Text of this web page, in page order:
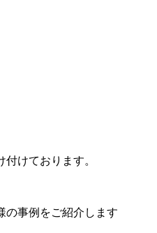
けております。
の事例をご紹介します